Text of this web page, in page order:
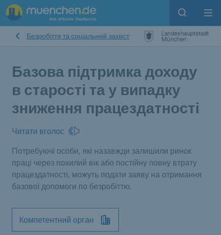
Open
Безробіття та соціальний захист
Базова підтримка доходу
в старості та у випадку
зниження працездатності
Читати вголос
Потребуючі особи, які назавжди залишили ринок
праці через похилий вік або постійну повну втрату
працездатності, можуть подати заяву на отримання
базової допомоги по безробіттю.
Компетентний орган